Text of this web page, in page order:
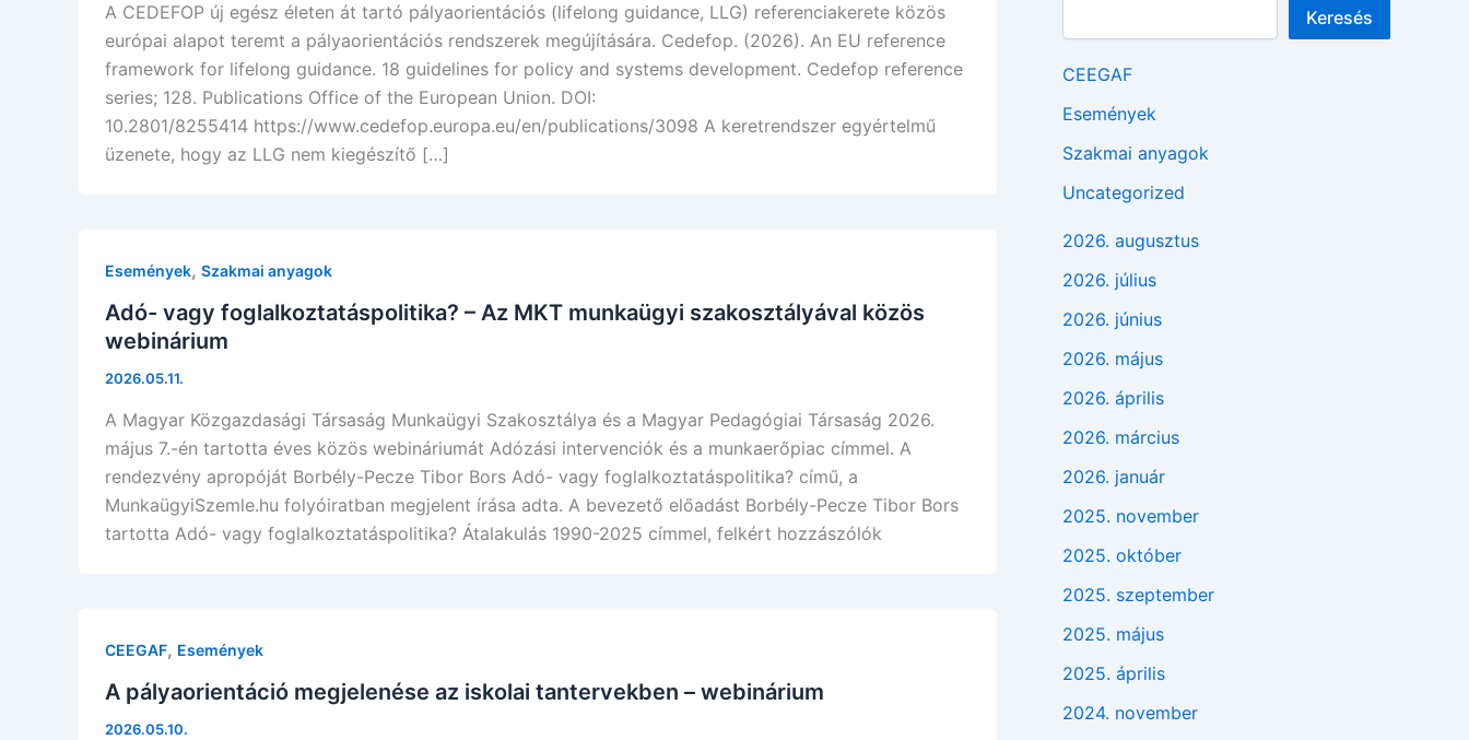
A CEDEFOP új egész életen át tartó pályaorientációs (lifelong guidance, LLG) referenciakerete közös
európai alapot teremt a pályaorientációs rendszerek megújítására. Cedefop. (2026). An EU reference
framework for lifelong guidance. 18 guidelines for policy and systems development. Cedefop reference
series; 128. Publications Office of the European Union. DOI:
10.2801/8255414 https://www.cedefop.europa.eu/en/publications/3098 A keretrendszer egyértelmű
üzenete, hogy az LLG nem kiegészítő […]
Események, Szakmai anyagok
Adó- vagy foglalkoztatáspolitika? – Az MKT munkaügyi szakosztályával közös
webinárium
2026.05.11.
A Magyar Közgazdasági Társaság Munkaügyi Szakosztálya és a Magyar Pedagógiai Társaság 2026.
május 7.-én tartotta éves közös webináriumát Adózási intervenciók és a munkaerőpiac címmel. A
rendezvény apropóját Borbély-Pecze Tibor Bors Adó- vagy foglalkoztatáspolitika? című, a
MunkaügyiSzemle.hu folyóiratban megjelent írása adta. A bevezető előadást Borbély-Pecze Tibor Bors
tartotta Adó- vagy foglalkoztatáspolitika? Átalakulás 1990-2025 címmel, felkért hozzászólók
CEEGAF, Események
A pályaorientáció megjelenése az iskolai tantervekben – webinárium
2026.05.10.
Keresés
CEEGAF
Események
Szakmai anyagok
Uncategorized
2026. augusztus
2026. július
2026. június
2026. május
2026. április
2026. március
2026. január
2025. november
2025. október
2025. szeptember
2025. május
2025. április
2024. november